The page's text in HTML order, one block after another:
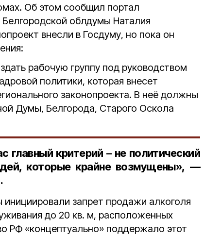
Об этом сообщил портал
облдумы Наталия
внесли в Госдуму, но пока он
рабочую группу под руководством
политики, которая внесет
законопроекта. В неё должны
Думы, Белгорода, Старого Оскола
критерий – не политический
которые крайне возмущены», —
запрет продажи алкоголя
до 20 кв. м, расположенных
РФ «концептуально» поддержало этот